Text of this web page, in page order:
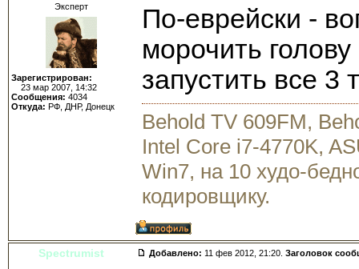
Эксперт
Зарегистрирован:
23 мар 2007, 14:32
Сообщения: 4034
Откуда: РФ, ДНР, Донецк
По-еврейски -
морочить
запустить все
Behold TV 609FM,
Intel Core i7-4770K,
Win7, на 10 худо-
кодировщику.
Spectrumist Добавлено: 11 фев 2012, 21:20. Заголовок